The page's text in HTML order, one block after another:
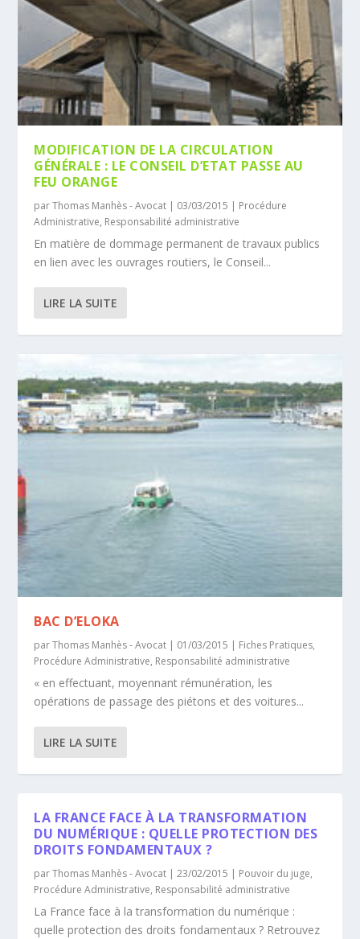
MODIFICATION DE LA CIRCULATION
GÉNÉRALE : LE CONSEIL D’ETAT PASSE AU
FEU ORANGE
parThomas Manhès - Avocat | 03/03/2015 | Procédure
Administrative, Responsabilité administrative
En matière de dommage permanent de travaux publics
en lien avec les ouvrages routiers, le Conseil...
LIRE LA SUITE
BAC D’ELOKA
parThomas Manhès - Avocat 01/03/2015 Fiches Pratiques,
Procédure Administrative, Responsabilité administrative
« en effectuant, moyennant rémunération, les
opérations de passage des piétons et des voitures...
LIRE LA SUITE
LA FRANCE FACE À LA TRANSFORMATION
DU NUMÉRIQUE : QUELLE PROTECTION DES
DROITS FONDAMENTAUX ?
parThomas Manhès - Avocat |23/02/2015 Pouvoir du juge,
Procédure Administrative, Responsabilité administrative
La France face à la transformation du numérique :
quelle protection des droits fondamentaux ? Retrouvez